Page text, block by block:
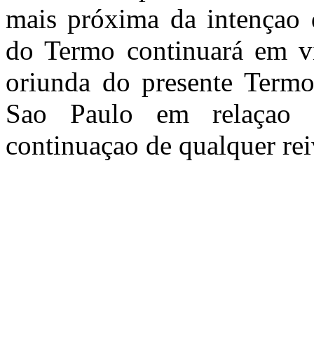
mais próxima da
do Termo continuará em
oriunda do presente
Sao Paulo em relaçao
continuaçao de qualquer